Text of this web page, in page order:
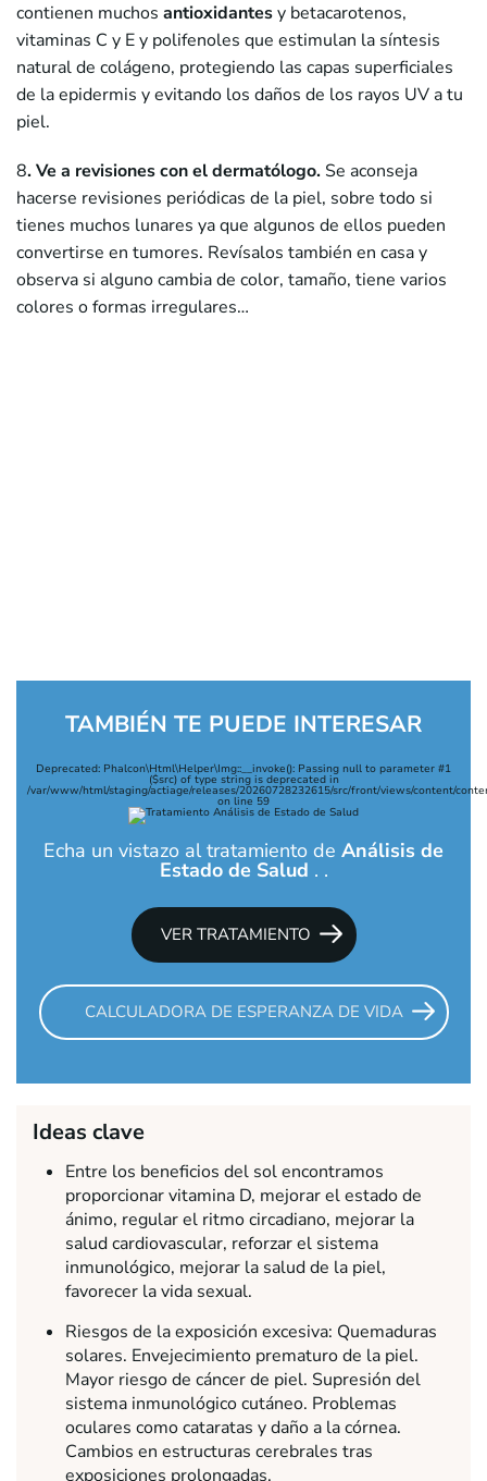
contienen muchos antioxidantesy betacarotenos,
vitaminas C y E y polifenoles que estimulan la síntesis
natural de colágeno, protegiendo las capas superficiales
de la epidermis y evitando los daños de los rayos UV a tu
piel.
8. Ve a revisiones con el dermatólogo. Se aconseja
hacerse revisiones periódicas de la piel, sobre todo si
tienes muchos lunares ya que algunos de ellos pueden
convertirse en tumores. Revísalos también en casa y
observa si alguno cambia de color, tamaño, tiene varios
colores o formas irregulares…
TAMBIÉN TE PUEDE INTERESAR
Deprecated: Phalcon\Html\Helper\Img::__invoke(): Passing null to parameter #1
($src) of type string is deprecated in
/var/www/html/staging/actiage/releases/20260728232615/src/front/views/content/
on line 59
Echa un vistazo al tratamiento de Análisis de
Estado de Salud . .
VER TRATAMIENTO
CALCULADORA DE ESPERANZA DE VIDA
Ideas clave
Entre los beneficios del sol encontramos
proporcionar vitamina D, mejorar el estado de
ánimo, regular el ritmo circadiano, mejorar la
salud cardiovascular, reforzar el sistema
inmunológico, mejorar la salud de la piel,
favorecer la vida sexual.
Riesgos de la exposición excesiva: Quemaduras
solares. Envejecimiento prematuro de la piel.
Mayor riesgo de cáncer de piel. Supresión del
sistema inmunológico cutáneo. Problemas
oculares como cataratas y daño a la córnea.
Cambios en estructuras cerebrales tras
exposiciones prolongadas.